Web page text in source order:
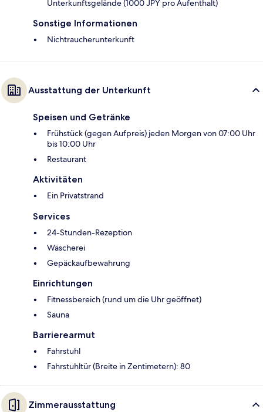
Unterkunftsgelände (1000 JPY pro Aufenthalt)
Sonstige Informationen
Nichtraucherunterkunft
Ausstattung der Unterkunft
Speisen und Getränke
Frühstück (gegen Aufpreis) jeden Morgen von 07:00 Uhr
bis 10:00 Uhr
Restaurant
Aktivitäten
Ein Privatstrand
Services
24-Stunden-Rezeption
Wäscherei
Gepäckaufbewahrung
Einrichtungen
Fitnessbereich (rund um die Uhr geöffnet)
Sauna
Barrierearmut
Fahrstuhl
Fahrstuhltür (Breite in Zentimetern): 80
Zimmerausstattung